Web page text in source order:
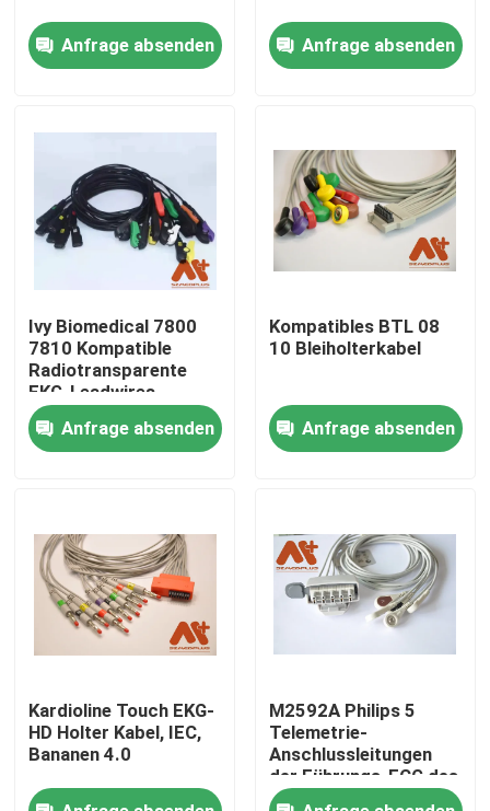
Startseite
Produkte
Über uns
Fabrik Tour
Qualitätskontrolle
Nachrichten
Geduldiges Kabel ECG
Patientenmonitorkabel
wiederverwendbarer spo2-sensor
Anfrage absenden Anfrage absenden
Ivy Biomedical 7800
7810 Kompatible
Radiotransparente
EKG-Leadwires
Anfrage absenden
Kompatibles BTL 08
10 Bleiholterkabel
Anfrage absenden
Kardioline Touch EKG-
HD Holter Kabel, IEC,
Bananen 4.0
M2592A Philips 5
Telemetrie-
Anschlussleitungen
der Führungs-ECG des
Kabel-CFS- für